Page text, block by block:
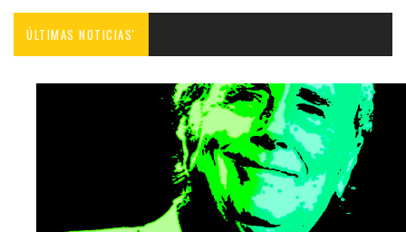
ÚLTIMAS NOTICIAS'